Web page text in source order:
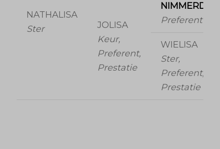
NATHALISA
Ster
JOLISA
Keur,
Preferent,
Prestatie
NIMMERDOR
Preferent
WIELISA
Ster,
Preferent,
Prestatie